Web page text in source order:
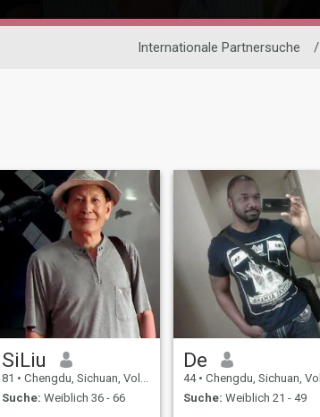
Internationale Partnersuche /
SiLiu
81 • Chengdu, Sichuan, Volksrep. China
Suche: Weiblich 36 - 66
De
44 • Chengdu, Sichuan, Volksrep. China
Suche: Weiblich 21 - 49